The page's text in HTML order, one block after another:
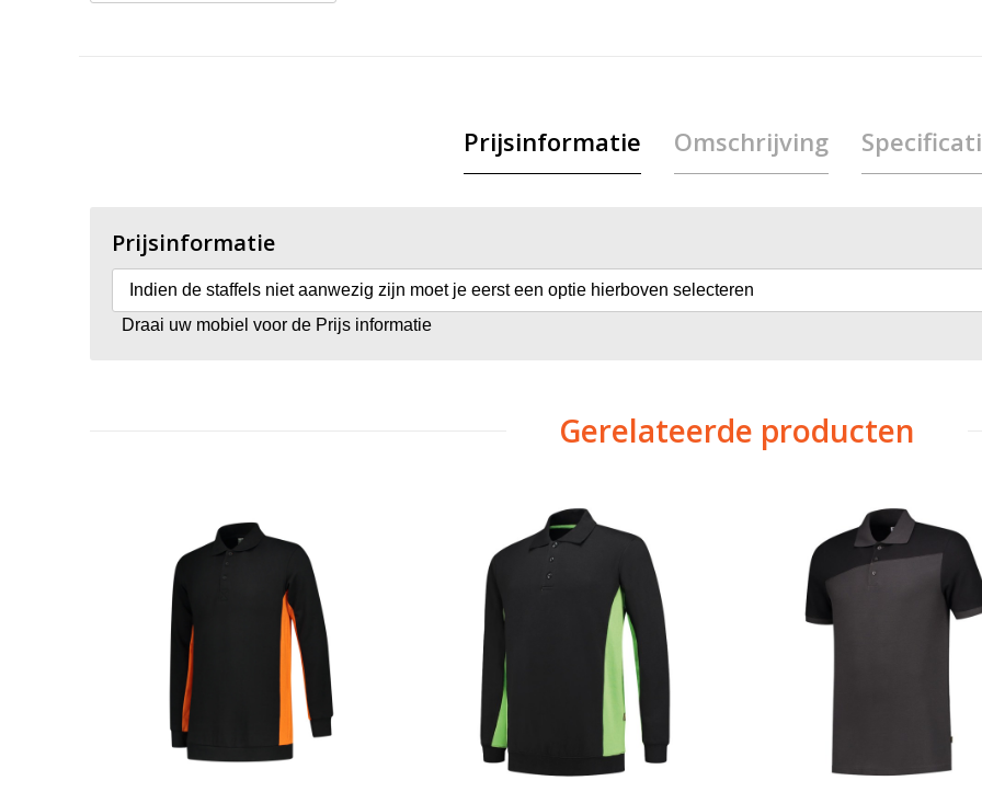
Prijsinformatie Omschrijving
Prijsinformatie
Indien de staffels niet aanwezig zijn moet je eerst een optie hierboven selecteren
Draai uw mobiel voor de Prijs informatie
Gerelateerde producten